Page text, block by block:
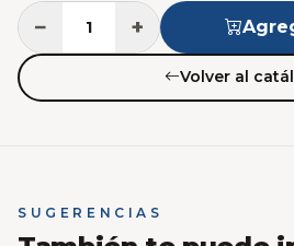
− +
Volver al
SUGERENCIAS